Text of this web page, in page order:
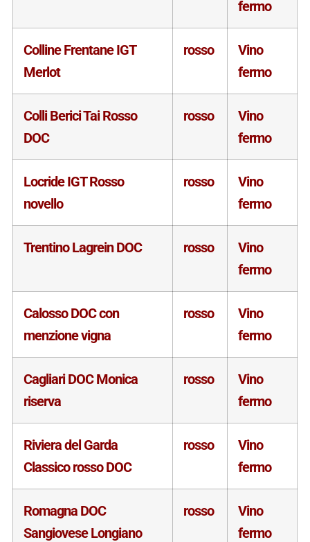
fermo
Colline Frentane IGT
Merlot
rosso
Vino
fermo
Colli Berici Tai Rosso
DOC
rosso
Vino
fermo
Locride IGT Rosso
novello
rosso
Vino
fermo
Trentino Lagrein DOC rosso
Vino
fermo
Calosso DOC con
menzione vigna
rosso
Vino
fermo
Cagliari DOC Monica
riserva
rosso
Vino
fermo
Riviera del Garda
Classico rosso DOC
rosso
Vino
fermo
Romagna DOC
Sangiovese Longiano
rosso
Vino
fermo